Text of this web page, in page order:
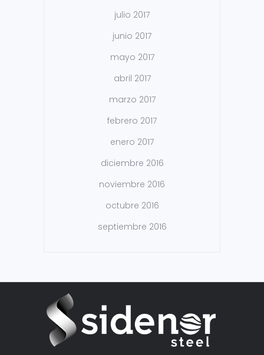
julio 2017
junio 2017
mayo 2017
abril 2017
marzo 2017
febrero 2017
enero 2017
diciembre 2016
noviembre 2016
octubre 2016
septiembre 2016